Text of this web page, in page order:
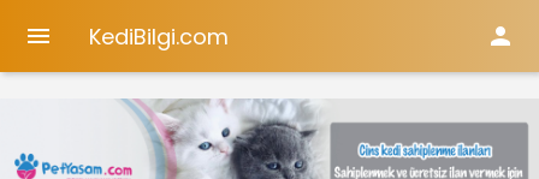
 KediBilgi.com 